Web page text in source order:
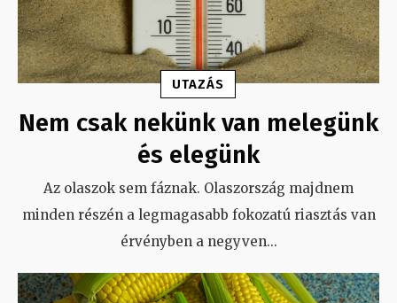
UTAZÁS
Nem csak nekünk van melegünk
és elegünk
Az olaszok sem fáznak. Olaszország majdnem
minden részén a legmagasabb fokozatú riasztás van
érvényben a negyven...